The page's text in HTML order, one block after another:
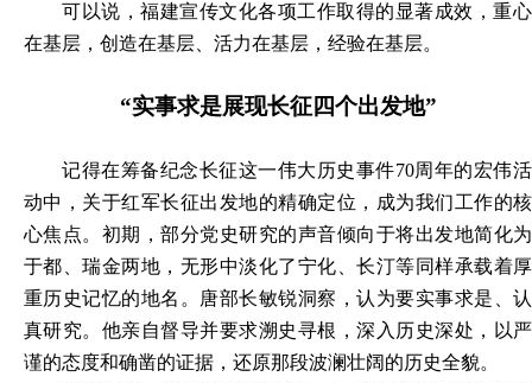
可以说，福建宣传文化各项工作取得的显著成效，重心
在基层，创造在基层、活力在基层，经验在基层。
“实事求是展现长征四个出发地”
记得在筹备纪念长征这一伟大历史事件70周年的宏伟活
动中，关于红军长征出发地的精确定位，成为我们工作的核
心焦点。初期，部分党史研究的声音倾向于将出发地简化为
于都、瑞金两地，无形中淡化了宁化、长汀等同样承载着厚
重历史记忆的地名。唐部长敏锐洞察，认为要实事求是、认
真研究。他亲自督导并要求溯史寻根，深入历史深处，以严
谨的态度和确凿的证据，还原那段波澜壮阔的历史全貌。